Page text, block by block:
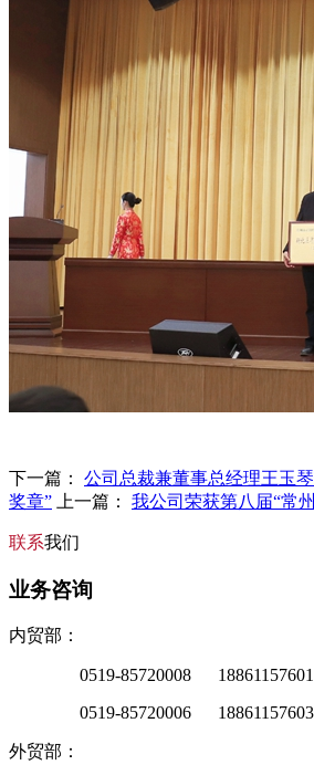
下一篇： 公司总裁兼董事总经理王玉
奖章”
上一篇： 我公司荣获第八届“常
联系我们
业务咨询
内贸部：
0519-85720008
0519-85720006
外贸部：